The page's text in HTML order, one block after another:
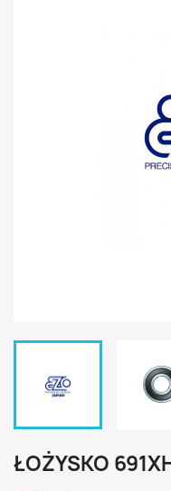
ŁOŻYSKO